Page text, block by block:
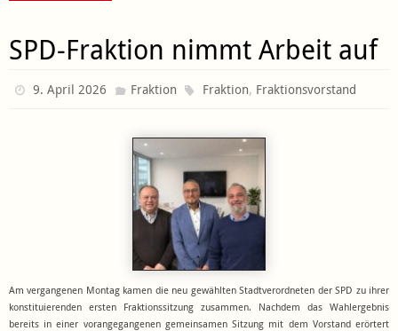
SPD-Fraktion nimmt Arbeit auf
9. April 2026 Fraktion Fraktion, Fraktionsvorstand
Am vergangenen Montag kamen die neu gewählten Stadtverordneten der SPD zu ihrer
konstituierenden ersten Fraktionssitzung zusammen. Nachdem das Wahlergebnis
bereits in einer vorangegangenen gemeinsamen Sitzung mit dem Vorstand erörtert